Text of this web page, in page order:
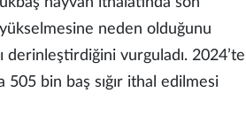
yükselmesine neden olduğunu
vurguladı. 2024’te
505 bin baş sığır ithal edilmesi